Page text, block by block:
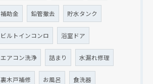
補助金 鉛管撤去 貯水タンク
ビルトインコンロ 浴室ドア
エアコン洗浄 詰まり 水漏れ修理
裏木戸補修 お風呂 食洗器